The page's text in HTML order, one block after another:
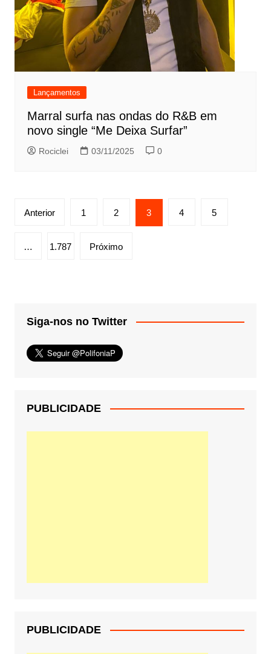
Lançamentos
Marral surfa nas ondas do R&B em
novo single “Me Deixa Surfar”
Rociclei 03/11/2025 0
Paginação
posts
Anterior 1 2 3 4 5
… 1.787 Próximo
Siga-nos no Twitter
PUBLICIDADE
PUBLICIDADE